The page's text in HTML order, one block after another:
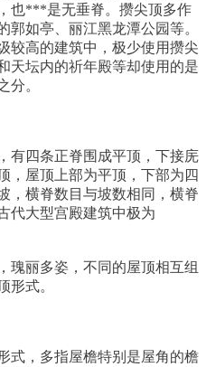
也***是无垂脊。攒尖顶多作
郭如亭、丽江黑龙潭公园等。
高的建筑中，极少使用攒尖
天坛内的祈年殿等却使用的是
分。
四条正脊围成平顶，下接庑
，屋顶上部为平顶，下部为四
，横脊数目与坡数相同，横脊
代大型宫殿建筑中极为
丽多姿，不同的屋顶相互组
形式。
，多指屋檐特别是屋角的檐